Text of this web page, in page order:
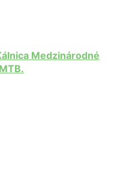
Medzinárodné